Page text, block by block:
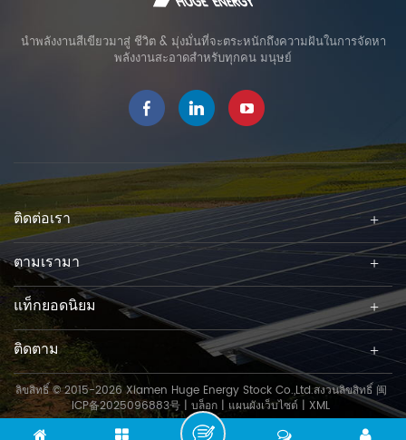
นำพลังงานสีเขียวมาสู่ ชีวิต & มุ่งมั่นที่จะตระหนักถึงความฝันในการจัดหา
พลังงานสะอาดสำหรับทุกคน มนุษย์
ติดต่อเรา
ตามเรามา
แท็กยอดนิยม
ติดตาม
ลิขสิทธิ์ © 2015-2026 Xiamen Huge Energy Stock Co.,Ltd.สงวนลิขสิทธิ์ 闽
ICP备2025096883号 | บล็อก | แผนผังเว็บไซต์ | XML